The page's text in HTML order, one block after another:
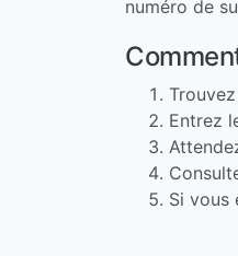
numéro de
Entrez
Si vous